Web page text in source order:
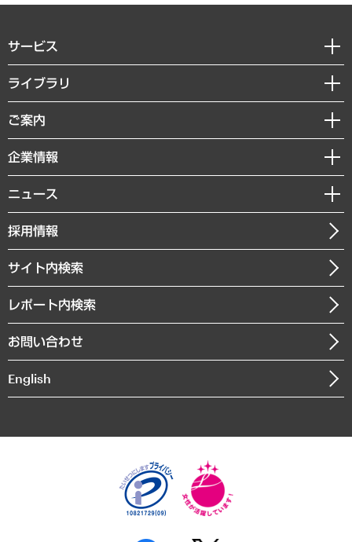
サービス
経営戦略
組織・人事戦略
デジタルイノベーション
共生・ダイバーシティ
GRC（ガバナンス・リスク・コンプライアンス）・防災（政策）
経済・産業・雇用・労働
まちづくり・観光・交通・スポーツ・スマートシティ
自然資源・農林水産業・食料システム
ライブラリ
経済調査
レポート
コラム
経営用語集
受託・受注実績（官公庁関連）
メディア掲載・出演
ご案内
セミナー・イベント情報
MUFGビジネスセミナー
受託案件情報
企業情報
私たちの想い
社長メッセージ
会社概要
沿革
組織図・本部部室紹介
インドネシア現地法人
個人情報保護方針
ニュース
ニュースリリース
お知らせ
採用情報
サイト内検索
レポート内検索
お問い合わせ
English